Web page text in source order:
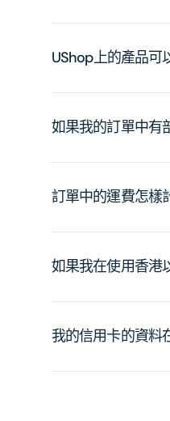
UShop上的產品可
如果我的訂單中有
訂單中的運費怎樣
如果我在使用香港
我的信用卡的資料